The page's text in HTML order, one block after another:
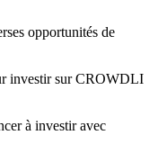
opportunités de
investir sur CROWDLI
à investir avec